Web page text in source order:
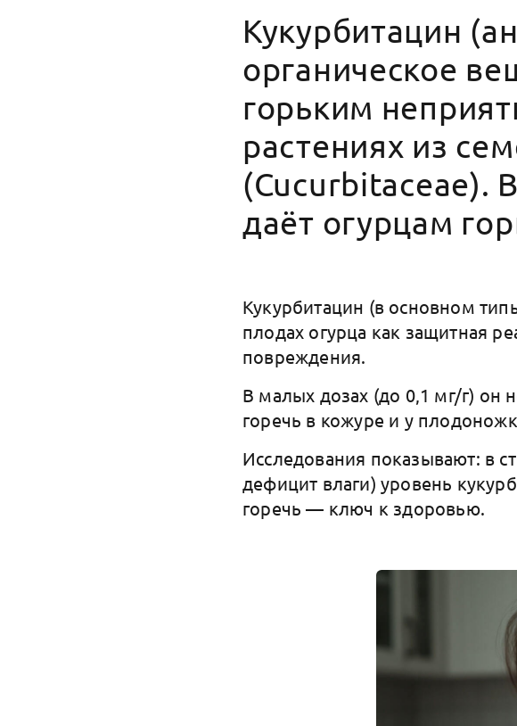
Кукурбитацин
органическое
горьким
растениях из
(Cucurbitaceae).
даёт огурцам
Кукурбитацин (в основном
плодах огурца как защитная
повреждения.
В малых дозах (до 0,1 мг/г)
горечь в кожуре и у
Исследования показывают: в
дефицит влаги) уровень
горечь — ключ к здоровью.